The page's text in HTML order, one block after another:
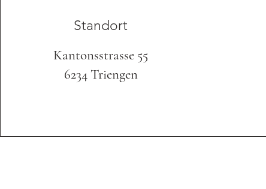
Standort
Kantonsstrasse 55
6234 Triengen